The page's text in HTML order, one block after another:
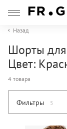
Назад
Шорты для
Цвет:
4 товара
Фильтры 5